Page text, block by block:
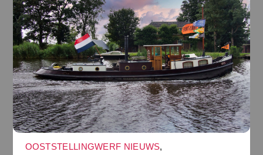
OOSTSTELLINGWERF NIEUWS,